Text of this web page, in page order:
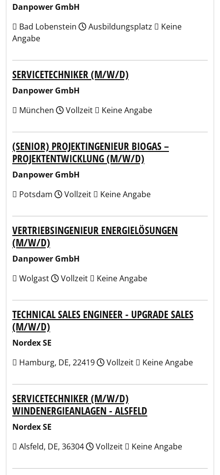
Danpower GmbH
Bad Lobenstein
Ausbildungsplatz
Keine
Angabe
SERVICETECHNIKER (M/W/D)
Danpower GmbH
München
Vollzeit Keine Angabe
(SENIOR) PROJEKTINGENIEUR BIOGAS –
PROJEKTENTWICKLUNG (M/W/D)
Danpower GmbH
Potsdam
Vollzeit Keine Angabe
VERTRIEBSINGENIEUR ENERGIELÖSUNGEN
(M/W/D)
Danpower GmbH
Wolgast
Vollzeit Keine Angabe
TECHNICAL SALES ENGINEER - UPGRADE SALES
(M/W/D)
Nordex SE
Hamburg, DE, 22419
Vollzeit Keine Angabe
SERVICETECHNIKER (M/W/D)
WINDENERGIEANLAGEN - ALSFELD
Nordex SE
Alsfeld, DE, 36304
Vollzeit Keine Angabe